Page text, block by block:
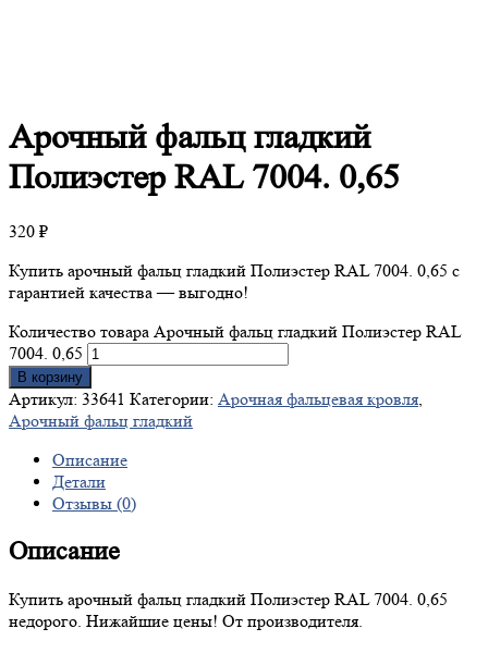
Арочныйфальц гладкий
Полиэстер RAL 7004. 0,65
320 ₽
Купить арочный фальц гладкий Полиэстер RAL 7004. 0,65 с
гарантией качества — выгодно!
Количество товара Арочный фальц гладкий Полиэстер RAL
7004. 0,65
В корзину
Артикул: 33641 Категории: Арочная фальцевая кровля,
Арочный фальц гладкий
Описание
Детали
Отзывы (0)
Описание
Купить арочный фальц гладкий Полиэстер RAL 7004. 0,65
недорого. Нижайшие цены! От производителя.